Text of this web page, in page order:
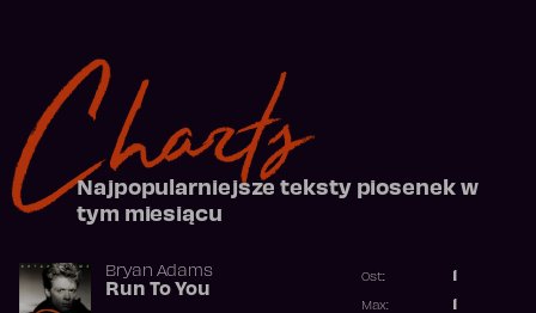
Charts
Najpopularniejsze teksty piosenek w
tym miesiącu
Bryan Adams
Run To You
Ost.:
Max: